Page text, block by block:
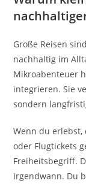
Große Reisen
nachhaltig im
Mikroabenteuer
integrieren. Sie
sondern
Wenn du erlebst,
oder Flugtickets
Freiheitsbegriff.
Irgendwann. Du